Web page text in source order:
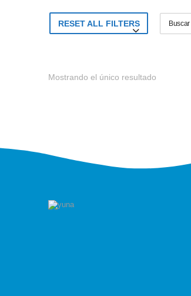
RESET ALL FILTERS Buscar
Mostrando el único resultado